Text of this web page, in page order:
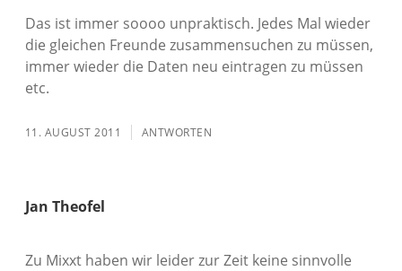
Das ist immer soooo unpraktisch. Jedes Mal wieder
die gleichen Freunde zusammensuchen zu müssen,
immer wieder die Daten neu eintragen zu müssen
etc.
11. AUGUST 2011 ANTWORTEN
Jan Theofel
Zu Mixxt haben wir leider zur Zeit keine sinnvolle